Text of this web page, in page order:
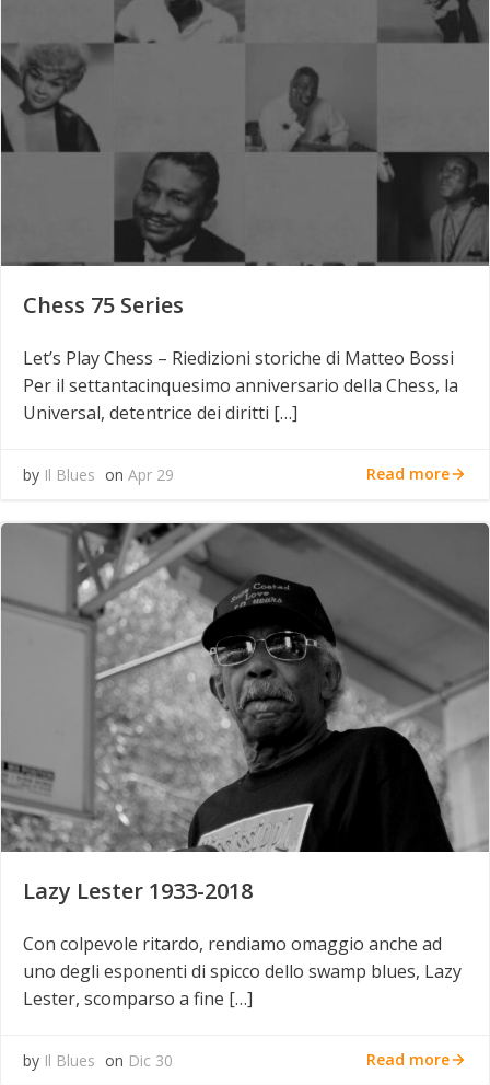
Chess 75 Series
Let’s Play Chess – Riedizioni storiche di Matteo Bossi
Per il settantacinquesimo anniversario della Chess, la
Universal, detentrice dei diritti […]
by Il Blues on Apr 29 Read more
Lazy Lester 1933-2018
Con colpevole ritardo, rendiamo omaggio anche ad
uno degli esponenti di spicco dello swamp blues, Lazy
Lester, scomparso a fine […]
by Il Blues on Dic 30 Read more